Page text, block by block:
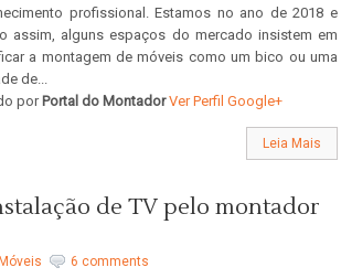
profissional. Estamos no ano de 2018 e
assim, alguns espaços do mercado insistem em
a montagem de móveis como um bico ou uma
de...
por Portal do Montador Ver Perfil Google+
Leia Mais
de TV pelo montador
6 comments